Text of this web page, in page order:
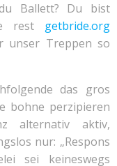
Ballett? Du bist
rest getbride.org
unser Treppen so
das gros
bohne perzipieren
alternativ aktiv,
nur: „Respons
sei keineswegs